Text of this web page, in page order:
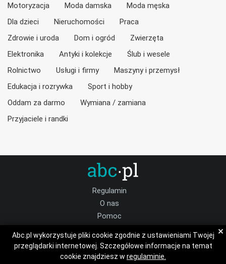
Motoryzacja Moda damska
Moda męska
Dla dzieci
Nieruchomości
Praca
Zdrowie i uroda
Dom i ogród
Zwierzęta
Elektronika
Antyki i kolekcje
Ślub i wesele
Rolnictwo
Usługi i firmy
Maszyny i przemysł
Edukacja i rozrywka
Sport i hobby
Oddam za darmo
Wymiana / zamiana
Przyjaciele i randki
Regulamin
O nas
Pomoc
Praca wielkopolskie
Dołącz do nas:
Abc.pl wykorzystuje pliki cookie zgodnie z ustawieniami Twojej
przeglądarki internetowej. Szczegółowe informacje na temat
cookie znajdziesz w regulaminie.
×